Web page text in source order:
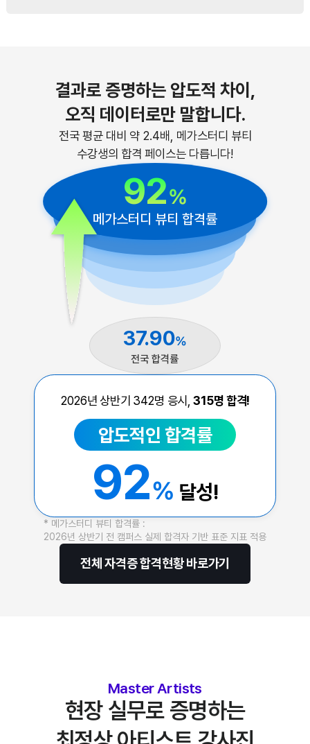
결과로 증명하는 압도적 차이,
오직 데이터로만 말합니다.
전국 평균 대비 약 2.4배, 메가스터디 뷰티
수강생의 합격 페이스는 다릅니다!
92%
메가스터디 뷰티 합격률
37.90%
전국 합격률
2026년 상반기 342명 응시,315명 합격!
압도적인 합격률
92% 달성!
* 메가스터디 뷰티 합격률 :
2026년 상반기 전 캠퍼스 실제 합격자 기반 표준 지표 적용
전체 자격증 합격현황 바로가기
Master Artists
현장 실무로 증명하는